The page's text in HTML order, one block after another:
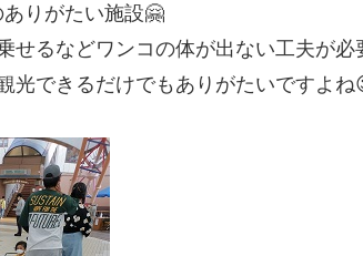
りがたい施設🤗
せるなどワンコの体が出ない工夫が
光できるだけでもありがたいですよね